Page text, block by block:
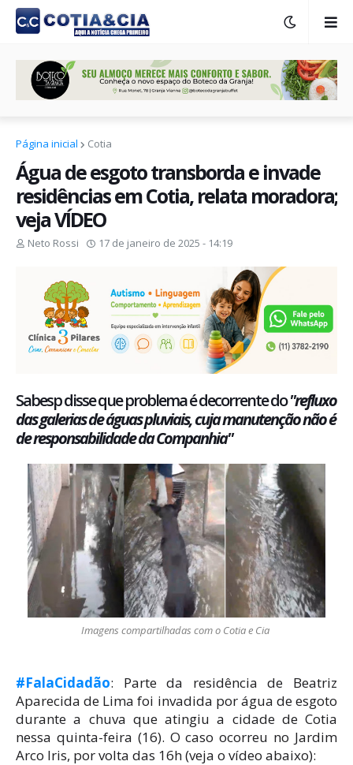
Página inicial Cotia
Água de esgoto transborda e invade
residências em Cotia, relata moradora;
veja VÍDEO
Neto Rossi 17 de janeiro de 2025 - 14:19
Sabesp disse que problema é decorrente do"refluxo
das galerias de águas pluviais, cuja manutenção não é
de responsabilidade da Companhia"
Imagens compartilhadas com o Cotia e Cia
#FalaCidadão: Parte da residência de Beatriz
Aparecida de Lima foi invadida por água de esgoto
durante a chuva que atingiu a cidade de Cotia
nessa quinta-feira (16). O caso ocorreu no Jardim
Arco Iris, por volta das 16h (veja o vídeo abaixo):